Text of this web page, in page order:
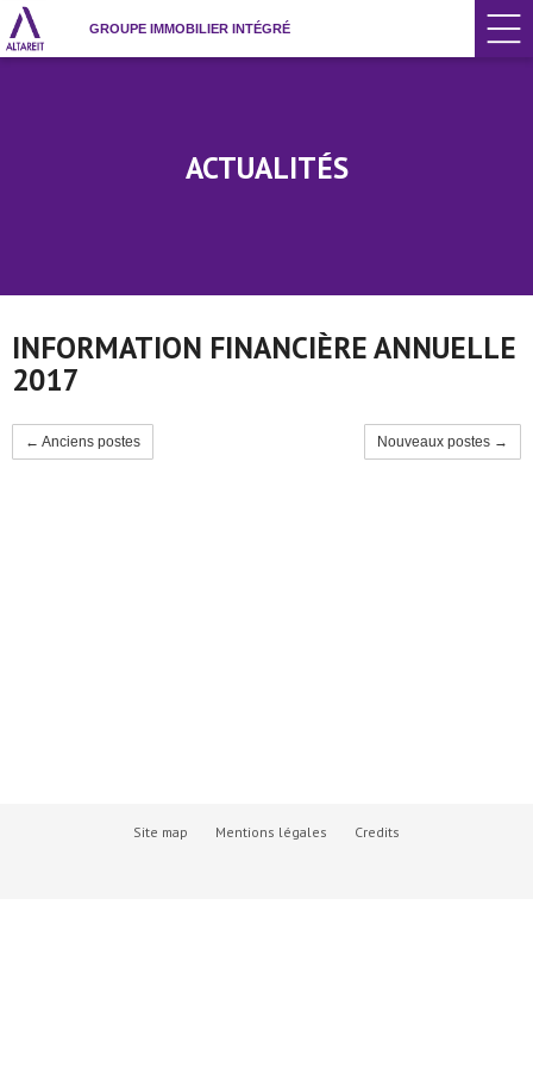
GROUPE IMMOBILIER INTÉGRÉ
ACTUALITÉS
INFORMATION FINANCIÈRE ANNUELLE
2017
← Anciens postes Nouveaux postes →
Site map Mentions légales Credits